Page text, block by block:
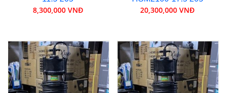
8,300,000 VNĐ 20,300,000 VNĐ